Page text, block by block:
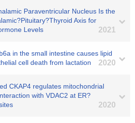
Paraventricular Nucleus Is the
Axis for
Levels
2021
in the small intestine causes lipid
cell death from lactation
2020
CKAP4 regulates mitochondrial
with VDAC2 at ER?
2020